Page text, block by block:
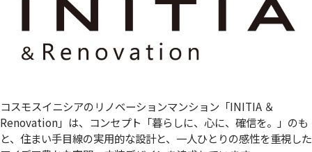
コスモスイニシアのリノベーションマンション「INITIA ＆
Renovation」は、コンセプト「暮らしに、心に、確信を。」のも
と、住まい手目線の実用的な設計と、一人ひとりの感性を重視した